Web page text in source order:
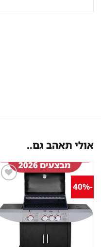
אולי תאהב גם..
במועדפים